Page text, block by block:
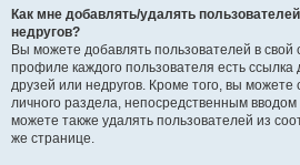
Как мне добавлять/удалять
недругов?
Вы можете добавлять пользователей в свой
профиле каждого пользователя есть ссылка
друзей или недругов. Кроме того, вы можете
личного раздела, непосредственным
можете также удалять пользователей из
же странице.